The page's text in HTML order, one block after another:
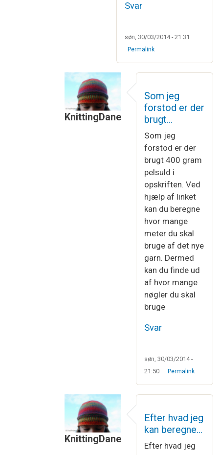
Svar
søn, 30/03/2014 - 21:31
Permalink
KnittingDane
Som jeg
forstod er der
brugt…
Som jeg
forstod er der
brugt 400 gram
pelsuld i
opskriften. Ved
hjælp af linket
kan du beregne
hvor mange
meter du skal
bruge af det nye
garn. Dermed
kan du finde ud
af hvor mange
nøgler du skal
bruge
Svar
søn, 30/03/2014 -
21:50
Permalink
KnittingDane
Ja, det er nemt nok at
Efter hvad jeg
kan beregne…
Efter hvad jeg